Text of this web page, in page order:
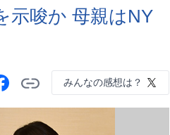
示唆か 母親はNY
みんなの感想は？